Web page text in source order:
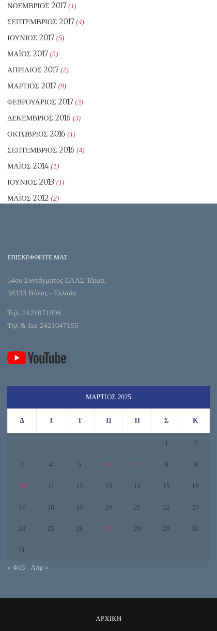
ΝΟΈΜΒΡΙΟΣ 2017 (1)
ΣΕΠΤΈΜΒΡΙΟΣ 2017 (4)
ΙΟΎΝΙΟΣ 2017 (5)
ΜΆΙΟΣ 2017 (5)
ΑΠΡΊΛΙΟΣ 2017 (2)
ΜΆΡΤΙΟΣ 2017 (9)
ΦΕΒΡΟΥΆΡΙΟΣ 2017 (3)
ΔΕΚΈΜΒΡΙΟΣ 2016 (3)
ΟΚΤΏΒΡΙΟΣ 2016 (1)
ΣΕΠΤΈΜΒΡΙΟΣ 2016 (4)
ΜΆΙΟΣ 2014 (1)
ΙΟΎΝΙΟΣ 2013 (1)
ΜΆΙΟΣ 2012 (2)
ΕΠΙΣΚΕΦΘΕΙΤΕ ΜΑΣ
54ου Συντάγματος ΕΛΑΣ Τέρμα,
38333 Βόλος - Ελλάδα
Τηλ. 2421071096
Τηλ & fax 2421047155
ΜΆΡΤΙΟΣ 2025
Δ Τ Τ Π Π Σ Κ
1 2
3 4 5 6 7 8 9
10 11 12 13 14 15 16
17 18 19 20 21 22 23
24 25 26 27 28 29 30
31
« Φεβ Απρ »
ΑΡΧΙΚΗ